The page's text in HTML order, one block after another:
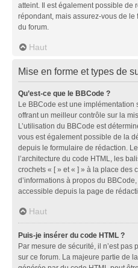
atteint. Il est également possible de
répondant, mais assurez-vous de
du forum.
Haut
Mise en forme et types de
Qu’est-ce que le BBCode ?
Le BBCode est une implémentation
offrant un meilleur contrôle sur la
L’utilisation du BBCode est
vous est également possible de la
depuis le formulaire de rédaction.
l’architecture du code HTML, les
crochets « [ » et « ] » à la place des
d’informations à propos du
accessible depuis la page de
Haut
Puis-je insérer du code HTML ?
Par mesure de sécurité, il n’est pas
sur ce forum. La majeure partie de